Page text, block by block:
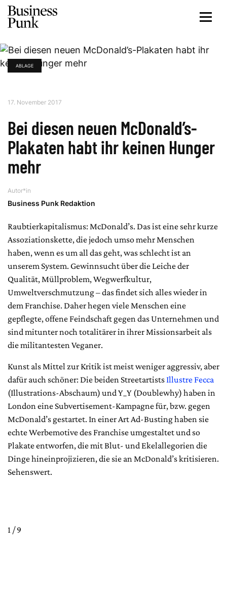
ABLAGE
17. November 2017
Bei diesen neuen McDonald’s-
Plakaten habt ihr keinen Hunger
mehr
Autor*in
Business Punk Redaktion
Raubtierkapitalismus: McDonald’s. Das ist eine sehr kurze
Assoziationskette, die jedoch umso mehr Menschen
haben, wenn es um all das geht, was schlecht ist an
unserem System. Gewinnsucht über die Leiche der
Qualität, Müllproblem, Wegwerfkultur,
Umweltverschmutzung – das findet sich alles wieder in
dem Franchise. Daher hegen viele Menschen eine
gepflegte, offene Feindschaft gegen das Unternehmen und
sind mitunter noch totalitärer in ihrer Missionsarbeit als
die militantesten Veganer.
Kunst als Mittel zur Kritik ist meist weniger aggressiv, aber
dafür auch schöner: Die beiden StreetartistsIllustre Fecca
(Illustrations-Abschaum) und Y_Y (Doublewhy) haben in
London eine Subvertisement-Kampagne für, bzw. gegen
McDonald’s gestartet. In einer Art Ad-Busting haben sie
echte Werbemotive des Franchise umgestaltet und so
Plakate entworfen, die mit Blut- und Ekelallegorien die
Dinge hineinprojizieren, die sie an McDonald’s kritisieren.
Sehenswert.
1 / 9